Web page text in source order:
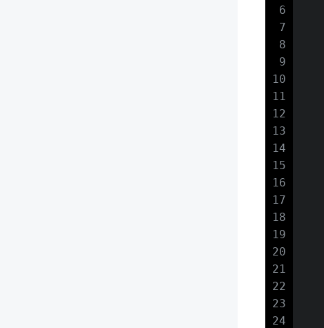
6
7
8
9
10
11
12
13
14
15
16
17
18
19
20
21
22
23
24